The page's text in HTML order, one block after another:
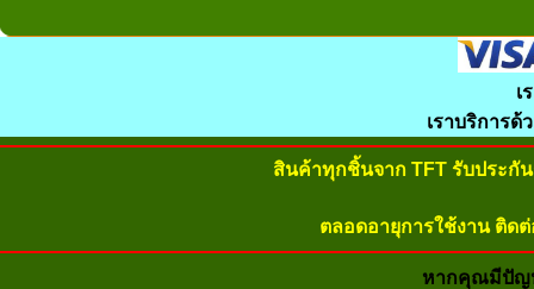
เ
เราบริการ
สินค้าทุกชิ้นจาก TFT รับประกั
ตลอดอายุการใช้งาน ติด
หากคุณมีปัญ